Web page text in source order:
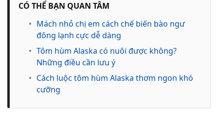
CÓ THỂ BẠN QUAN TÂM
• Mách nhỏ chị em cách chế biến bào ngư
đông lạnh cực dễ dàng
• Tôm hùm Alaska có nuôi được không?
Những điều cần lưu ý
• Cách luộc tôm hùm Alaska thơm ngon khó
cưỡng